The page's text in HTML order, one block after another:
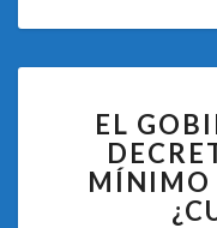
EL
MÍNIMO